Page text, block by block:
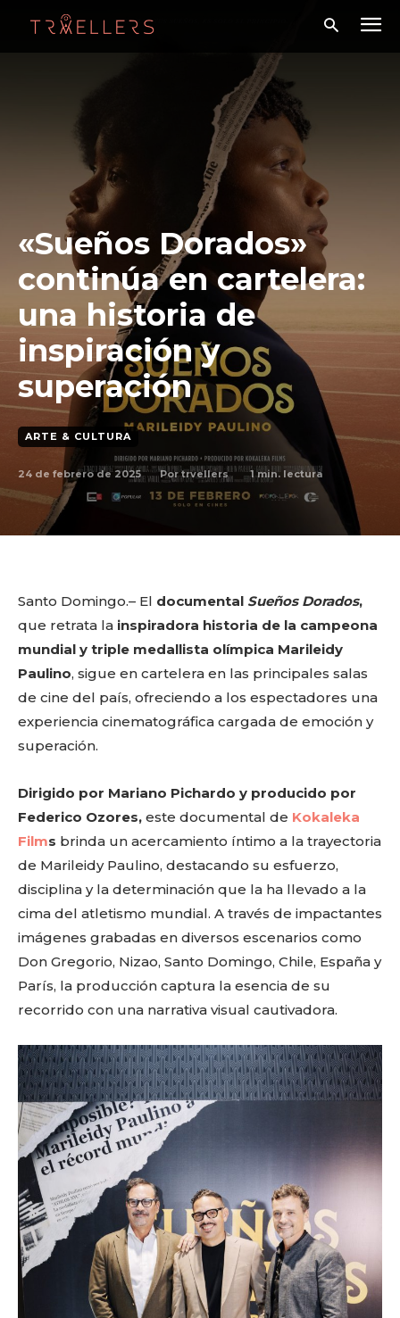
«Sueños Dorados»
continúa en cartelera:
una historia de
inspiración y
superación
ARTE & CULTURA
24 de febrero de 2025 Por trvellers 1min. lectura
Santo Domingo.– El documental Sueños Dorados,
que retrata la inspiradora historia de la campeona
mundial y triple medallista olímpica Marileidy
Paulino, sigue en cartelera en las principales salas
de cine del país, ofreciendo a los espectadores una
experiencia cinematográfica cargada de emoción y
superación.
Dirigido por Mariano Pichardo y producido por
Federico Ozores, este documental de Kokaleka
Films brinda un acercamiento íntimo a la trayectoria
de Marileidy Paulino, destacando su esfuerzo,
disciplina y la determinación que la ha llevado a la
cima del atletismo mundial. A través de impactantes
imágenes grabadas en diversos escenarios como
Don Gregorio, Nizao, Santo Domingo, Chile, España y
París, la producción captura la esencia de su
recorrido con una narrativa visual cautivadora.